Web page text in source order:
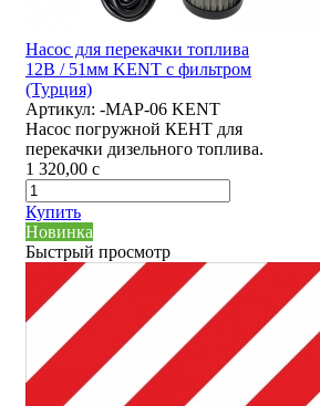
Насос для перекачки топлива
12В / 51мм KENT с фильтром
(Турция)
Артикул: -MAP-06 KENT
Насос погружной КЕНТ для
перекачки дизельного топлива.
1 320,00 c
Купить
Новинка
Быстрый просмотр